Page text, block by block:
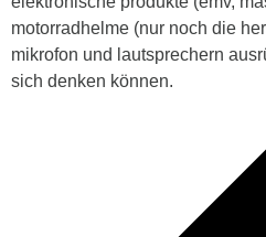
motorradhelme (nur noch die
mikrofon und lautsprechern
sich denken können.